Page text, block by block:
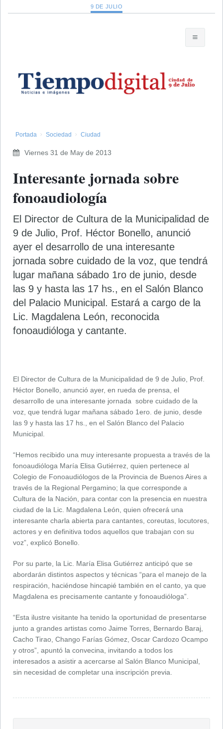
9 DE JULIO
Portada Sociedad Ciudad
Viernes 31 de May de 2013
Interesante jornada sobre
fonoaudiología
El Director de Cultura de la Municipalidad de
9 de Julio, Prof. Héctor Bonello, anunció
ayer el desarrollo de una interesante
jornada sobre cuidado de la voz, que tendrá
lugar mañana sábado 1ro de junio, desde
las 9 y hasta las 17 hs., en el Salón Blanco
del Palacio Municipal. Estará a cargo de la
Lic. Magdalena León, reconocida
fonoaudióloga y cantante.
El Director de Cultura de la Municipalidad de 9 de Julio, Prof.
Héctor Bonello, anunció ayer, en rueda de prensa, el
desarrollo de una interesante jornada sobre cuidado de la
voz, que tendrá lugar mañana sábado 1ero. de junio, desde
las 9 y hasta las 17 hs., en el Salón Blanco del Palacio
Municipal.
“Hemos recibido una muy interesante propuesta a través de la
fonoaudióloga María Elisa Gutiérrez, quien pertenece al
Colegio de Fonoaudiólogos de la Provincia de Buenos Aires a
través de la Regional Pergamino; la que corresponde a
Cultura de la Nación, para contar con la presencia en nuestra
ciudad de la Lic. Magdalena León, quien ofrecerá una
interesante charla abierta para cantantes, coreutas, locutores,
actores y en definitiva todos aquellos que trabajan con su
voz”, explicó Bonello.
Por su parte, la Lic. María Elisa Gutiérrez anticipó que se
abordarán distintos aspectos y técnicas “para el manejo de la
respiración, haciéndose hincapié también en el canto, ya que
Magdalena es precisamente cantante y fonoaudióloga”.
“Esta ilustre visitante ha tenido la oportunidad de presentarse
junto a grandes artistas como Jaime Torres, Bernardo Baraj,
Cacho Tirao, Chango Farías Gómez, Oscar Cardozo Ocampo
y otros”, apuntó la convecina, invitando a todos los
interesados a asistir a acercarse al Salón Blanco Municipal,
sin necesidad de completar una inscripción previa.